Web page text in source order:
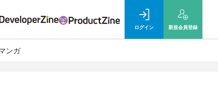
ログイン 新規会員登録
ンガ